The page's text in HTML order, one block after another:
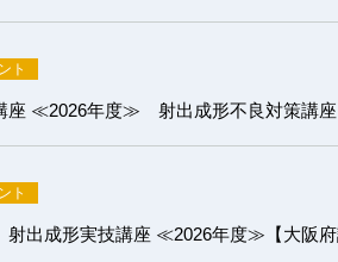
座 ≪2026年度≫ 射出成形不良対策講座